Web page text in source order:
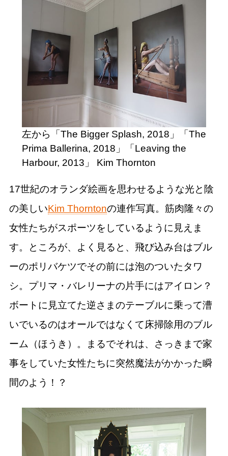
左から「The Bigger Splash, 2018」「The
Prima Ballerina, 2018」「Leaving the
Harbour, 2013」 Kim Thornton
17世紀のオランダ絵画を思わせるような光と陰
の美しいKim Thorntonの連作写真。筋肉隆々の
女性たちがスポーツをしているように見えま
す。ところが、よく見ると、飛び込み台はブル
ーのポリバケツでその前には泡のついたタワ
シ。プリマ・バレリーナの片手にはアイロン？
ボートに見立てた逆さまのテーブルに乗って漕
いでいるのはオールではなくて床掃除用のブル
ーム（ほうき）。まるでそれは、さっきまで家
事をしていた女性たちに突然魔法がかかった瞬
間のよう！？